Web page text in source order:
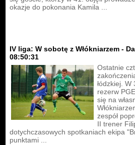
okazje do pokonania Kamila ...
IV liga: W sobotę z Włókniarzem -
08:50:31
Ostatnie
łódzkiej.
rezerw
się na
zespół
II trener
dotychczasowych spotkaniach ekipa
punktami ...